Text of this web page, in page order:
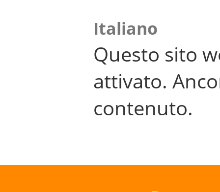
Italiano
Questo sito
attivato.
contenuto.